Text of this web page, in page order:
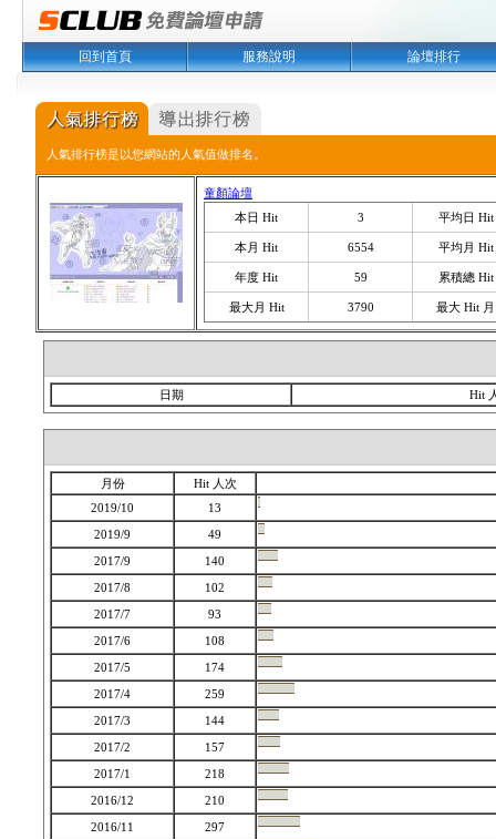
回到首頁 服務說明 論壇排行
人氣排行榜是以您網站的人氣值做排名。
童顏論壇
本日 Hit
3 平均日 Hit
本月 Hit 6554 平均月 Hit
年度 Hit 59 累積總 Hit
最大月 Hit 3790 最大 Hit 月
日期 Hit
月份
Hit 人次
2019/10
13
2019/9
49
2017/9
140
2017/8
102
2017/7
93
2017/6
108
2017/5
174
2017/4
259
2017/3
144
2017/2
157
2017/1
218
2016/12
210
2016/11
297